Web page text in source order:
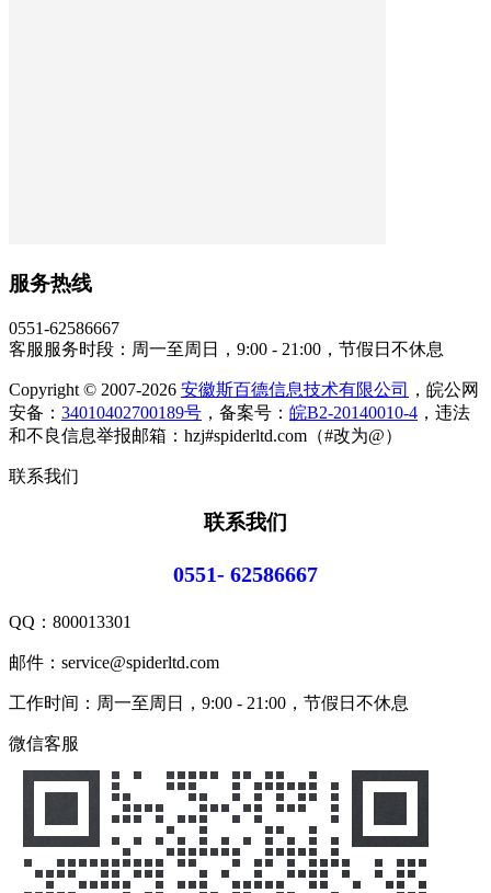
服务热线
0551-62586667
客服服务时段：周一至周日，9:00 - 21:00，节假日不休息
Copyright © 2007-2026 安徽斯百德信息技术有限公司
，皖公网
安备： 34010402700189号 ，备案号： 皖B2-20140010-4 ，违法
和不良信息举报邮箱：hzj#spiderltd.com（#改为@）
联系我们
联系我们
0551- 62586667
QQ： 800013301
邮件：service@spiderltd.com
工作时间：周一至周日，9:00 - 21:00，节假日不休息
微信客服